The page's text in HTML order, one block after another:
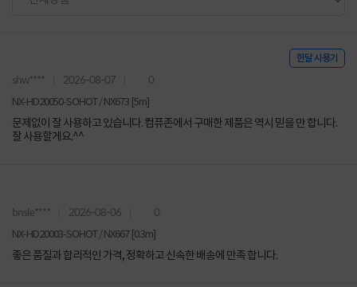
한달 사용기
shw**** 2026-08-07 0
NX-HD20050-SOHOT / NX673 [5m]
문제없이 잘 사용하고 있습니다. 컴퓨존에서 구매한 제품은 역시 믿을 만 합니다.
잘 사용할게요.^^
bnsle**** 2026-08-06 0
NX-HD20003-SOHOT / NX667 [0.3m]
좋은 품질과 합리적인 가격, 정확하고 신속한 배송에 만족 합니다.